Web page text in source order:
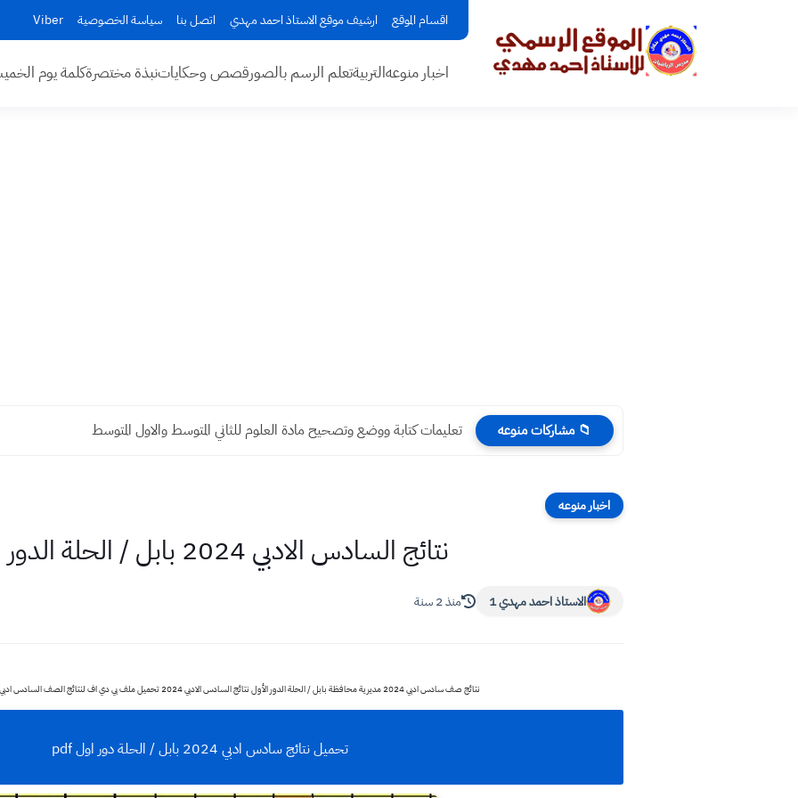
اقسام الموقع ارشيف موقع الاستاذ احمد مهدي اتصل بنا سياسة الخصوصية Viber
اخبار منوعهالتربيةتعلم الرسم بالصورقصص وحكاياتنبذة مختصرةكلمة يوم
📁 مشاركات منوعه تعليمات كتابة ووضع وتصحيح مادة العلوم للثاني المتوسط والاول المتوسط
اخبار منوعه
نتائج السادس الادبي 2024 بابل / الحلة الدور الأول
الاستاذ احمد مهدي 1 منذ 2 سنة
نتائج صف سادس ادبي 2024 مديرية محافظة بابل / الحلة الدور الأول نتائج السادس الادبي 2024 تحميل ملف بي دي اف لنتائج الصف السادس ادبي pdf الوزارية رابط مباشرة
تحميل نتائج سادس ادبي 2024 بابل / الحلة دور اول pdf